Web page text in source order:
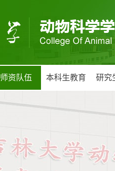
师资队伍 本科生教育 研究